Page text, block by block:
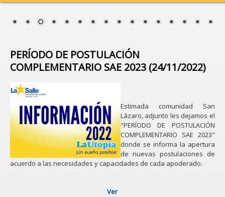
PERÍODO DE POSTULACIÓN
COMPLEMENTARIO SAE 2023 (24/11/2022)
Estimada comunidad San
Lázaro, adjunto les dejamos el
"PERÍODO DE POSTULACIÓN
COMPLEMENTARIO SAE 2023"
donde se informa la apertura
de nuevas postulaciones de
acuerdo a las necesidades y capacidades de cada apoderado.
Ver